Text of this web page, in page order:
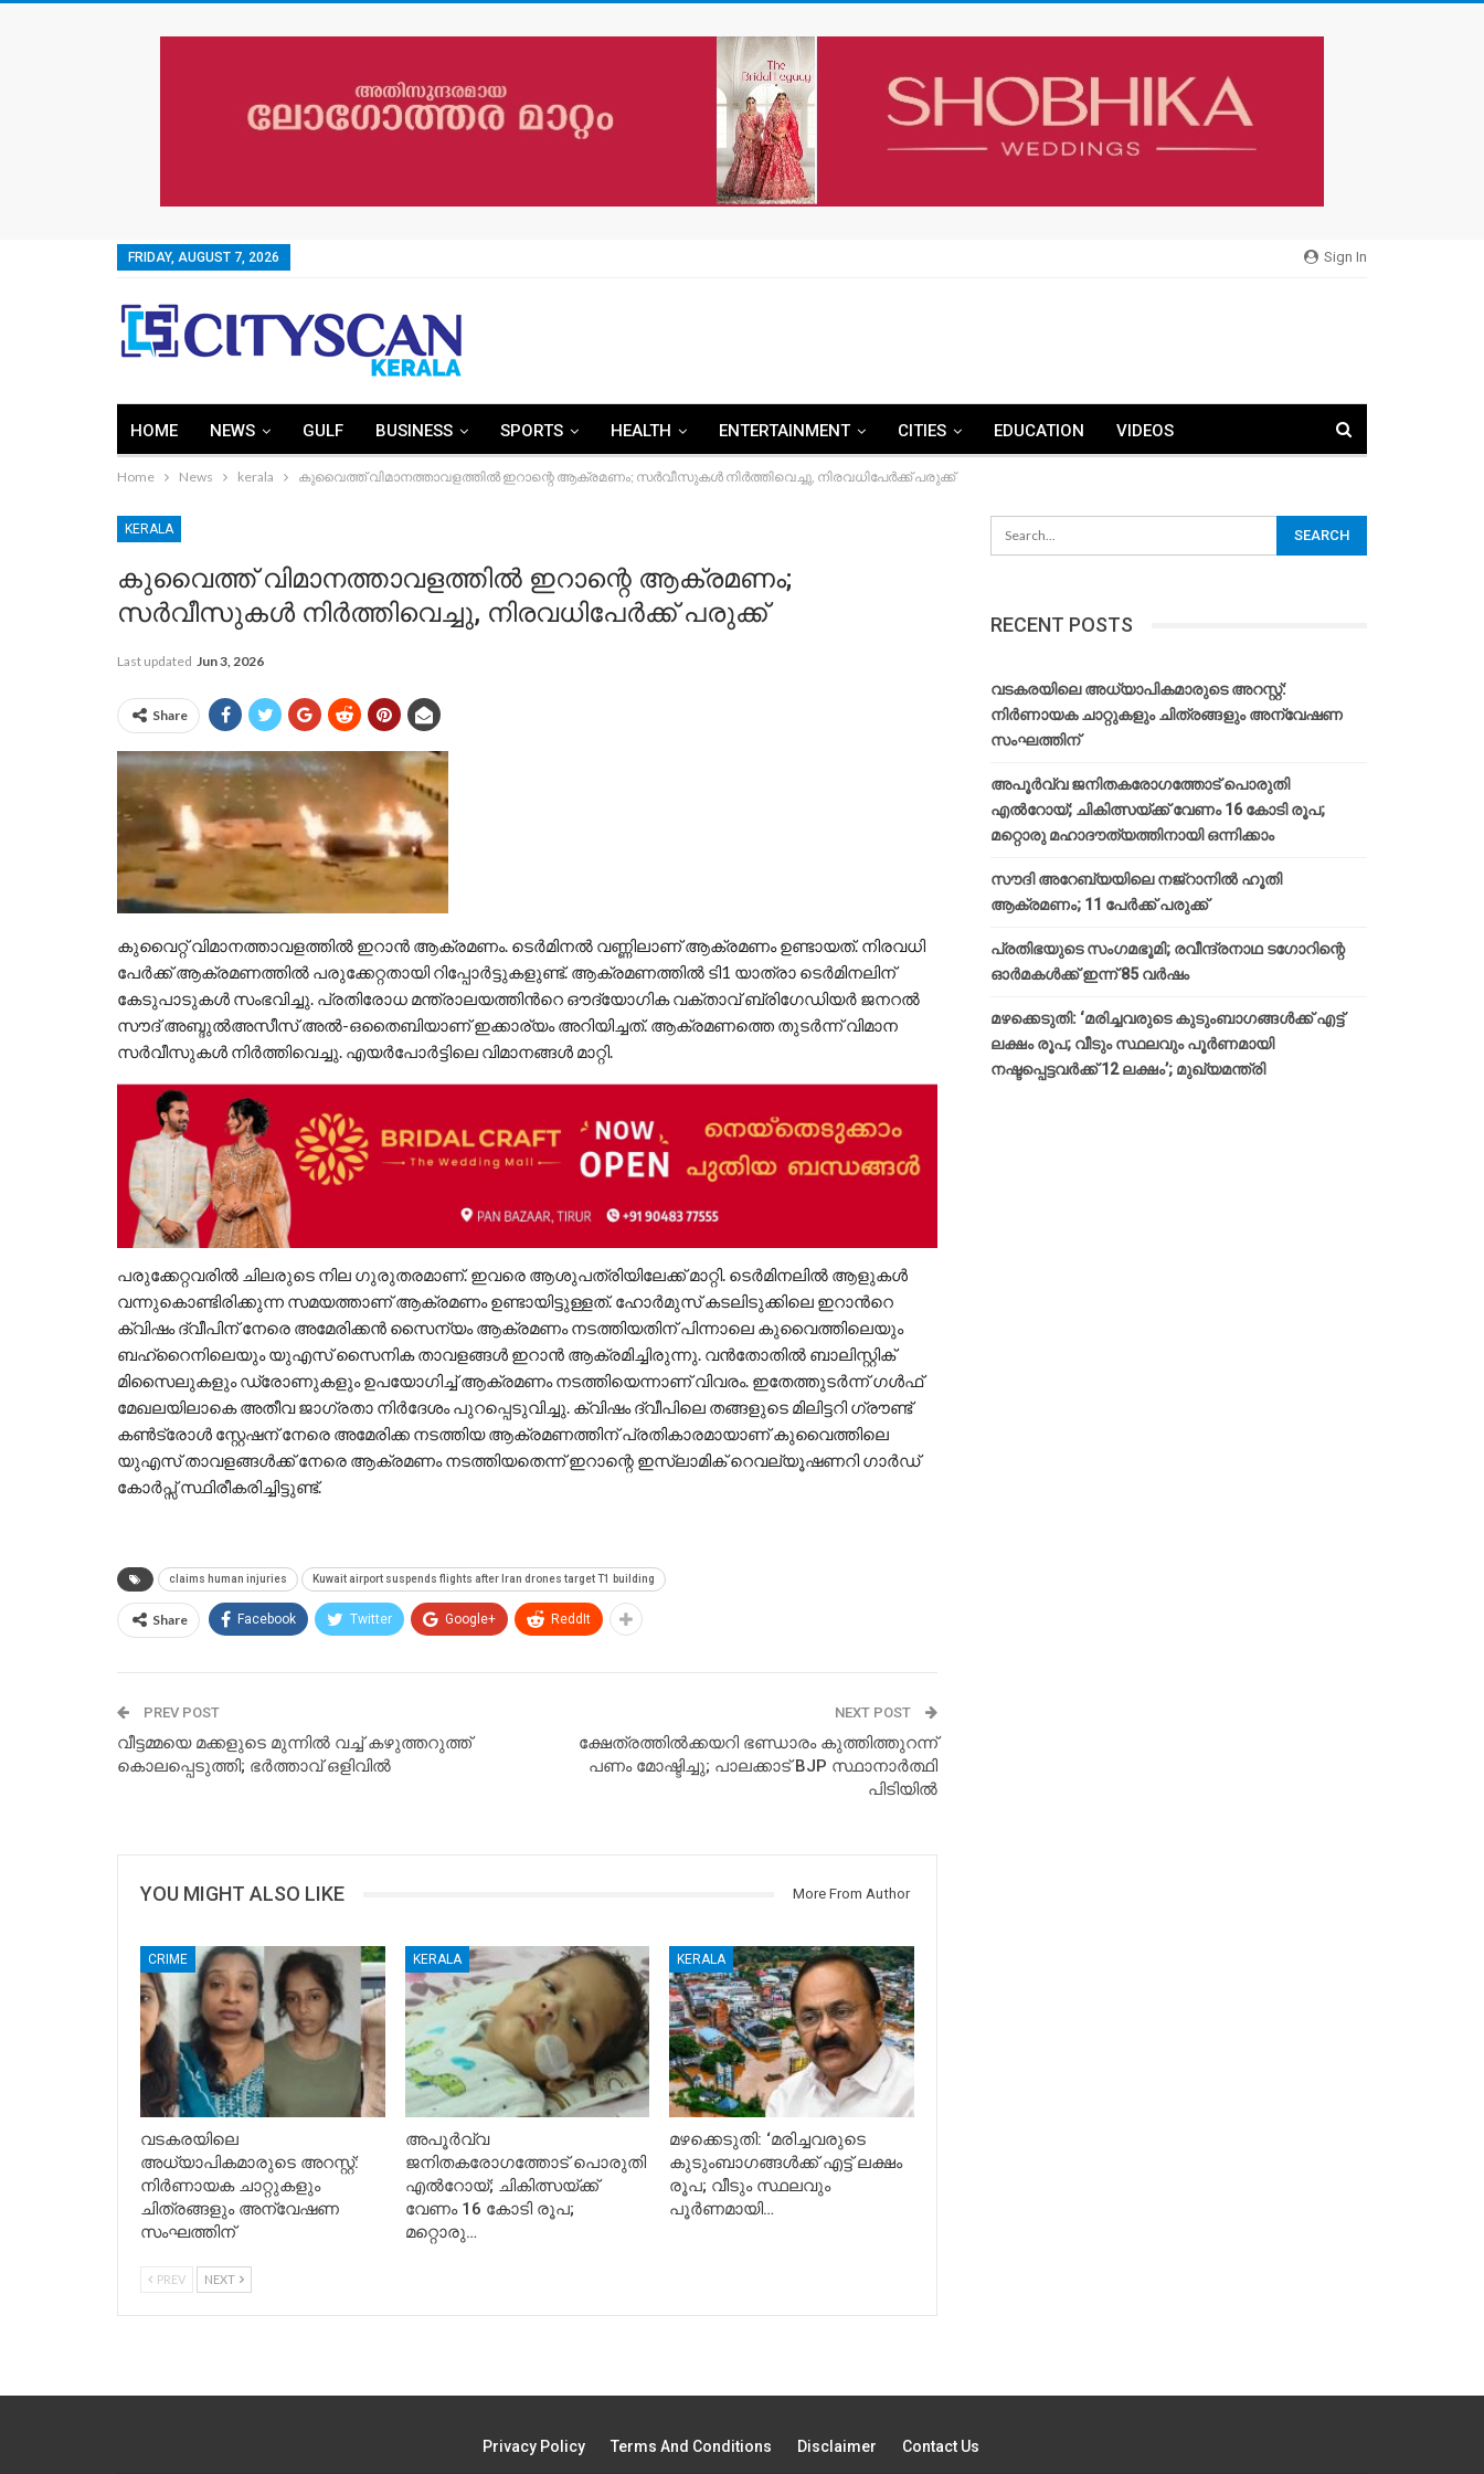
Sign In
FRIDAY, AUGUST 7, 2026
HOME NEWS GULF BUSINESS SPORTS HEALTH ENTERTAINMENT CITIES EDUCATION VIDEOS
Home News kerala കുവൈത്ത് വിമാനത്താവളത്തിൽ ഇറാന്റെ ആക്രമണം; സർവീസുകൾ നിർത്തിവെച്ചു, നിരവധിപേർക്ക് പരുക്ക്
KERALA
കുവൈത്ത് വിമാനത്താവളത്തിൽ ഇറാന്റെ ആക്രമണം;
സർവീസുകൾ നിർത്തിവെച്ചു, നിരവധിപേർക്ക് പരുക്ക്
Last updated Jun 3, 2026
Share
കുവൈറ്റ് വിമാനത്താവളത്തിൽ ഇറാൻ ആക്രമണം. ടെർമിനൽ വണ്ണിലാണ് ആക്രമണം ഉണ്ടായത്. നിരവധി
പേർക്ക് ആക്രമണത്തിൽ പരുക്കേറ്റതായി റിപ്പോർട്ടുകളുണ്ട്. ആക്രമണത്തിൽ ടി1 യാത്രാ ടെർമിനലിന്
കേടുപാടുകൾ സംഭവിച്ചു. പ്രതിരോധ മന്ത്രാലയത്തിന്‍റെ ഔദ്യോഗിക വക്താവ് ബ്രിഗേഡിയർ ജനറൽ
സൗദ് അബ്ദുൽഅസീസ് അൽ-ഒതൈബിയാണ് ഇക്കാര്യം അറിയിച്ചത്. ആക്രമണത്തെ തുടർന്ന് വിമാന
സർവീസുകൾ നിർത്തിവെച്ചു. എയർപോർട്ടിലെ വിമാനങ്ങൾ മാറ്റി.
പരുക്കേറ്റവരിൽ ചിലരുടെ നില ഗുരുതരമാണ്. ഇവരെ ആശുപത്രിയിലേക്ക് മാറ്റി. ടെർമിനലിൽ ആളുകൾ
വന്നുകൊണ്ടിരിക്കുന്ന സമയത്താണ് ആക്രമണം ഉണ്ടായിട്ടുള്ളത്. ഹോർമുസ് കടലിടുക്കിലെ ഇറാന്‍റെ
ക്വിഷം ദ്വീപിന് നേരെ അമേരിക്കൻ സൈന്യം ആക്രമണം നടത്തിയതിന് പിന്നാലെ കുവൈത്തിലെയും
ബഹ്‌റൈനിലെയും യുഎസ് സൈനിക താവളങ്ങൾ ഇറാൻ ആക്രമിച്ചിരുന്നു. വൻതോതിൽ ബാലിസ്റ്റിക്
മിസൈലുകളും ഡ്രോണുകളും ഉപയോഗിച്ച് ആക്രമണം നടത്തിയെന്നാണ് വിവരം. ഇതേത്തുടർന്ന് ഗൾഫ്
മേഖലയിലാകെ അതീവ ജാഗ്രതാ നിർദേശം പുറപ്പെടുവിച്ചു. ക്വിഷം ദ്വീപിലെ തങ്ങളുടെ മിലിട്ടറി ഗ്രൗണ്ട്
കൺട്രോൾ സ്റ്റേഷന് നേരെ അമേരിക്ക നടത്തിയ ആക്രമണത്തിന് പ്രതികാരമായാണ് കുവൈത്തിലെ
യുഎസ് താവളങ്ങൾക്ക് നേരെ ആക്രമണം നടത്തിയതെന്ന് ഇറാന്റെ ഇസ്‌ലാമിക് റെവല്യൂഷണറി ഗാർഡ്
കോർപ്സ് സ്ഥിരീകരിച്ചിട്ടുണ്ട്.
claims human injuries Kuwait airport suspends flights after Iran drones target T1 building
Share Facebook Twitter Google+ ReddIt
PREV POST
വീട്ടമ്മയെ മക്കളുടെ മുന്നില്‍ വച്ച് കഴുത്തറുത്ത്
കൊലപ്പെടുത്തി; ഭര്‍ത്താവ് ഒളിവില്‍
NEXT POST
ക്ഷേത്രത്തിൽക്കയറി ഭണ്ഡാരം കുത്തിത്തുറന്ന്
പണം മോഷ്ടിച്ചു; പാലക്കാട് BJP സ്ഥാനാർത്ഥി
പിടിയിൽ
YOU MIGHT ALSO LIKE More From Author
CRIME
വടകരയിലെ
അധ്യാപികമാരുടെ അറസ്റ്റ്:
നിർണായക ചാറ്റുകളും
ചിത്രങ്ങളും അന്വേഷണ
സംഘത്തിന്
KERALA
അപൂര്‍വ്വ
ജനിതകരോഗത്തോട് പൊരുതി
എല്‍റോയ്; ചികിത്സയ്ക്ക്
വേണം 16 കോടി രൂപ;
മറ്റൊരു…
KERALA
മഴക്കെടുതി: ‘മരിച്ചവരുടെ
കുടുംബാഗങ്ങൾക്ക് എട്ട് ലക്ഷം
രൂപ; വീടും സ്ഥലവും
പൂർണമായി…
PREV NEXT
RECENT POSTS
വടകരയിലെ അധ്യാപികമാരുടെ അറസ്റ്റ്:
നിർണായക ചാറ്റുകളും ചിത്രങ്ങളും അന്വേഷണ
സംഘത്തിന്
അപൂര്‍വ്വ ജനിതകരോഗത്തോട് പൊരുതി
എല്‍റോയ്; ചികിത്സയ്ക്ക് വേണം 16 കോടി രൂപ;
മറ്റൊരു മഹാദൗത്യത്തിനായി ഒന്നിക്കാം
സൗദി അറേബ്യയിലെ നജ്‌റാനില്‍ ഹൂതി
ആക്രമണം; 11 പേര്‍ക്ക് പരുക്ക്
പ്രതിഭയുടെ സംഗമഭൂമി; രവീന്ദ്രനാഥ ടഗോറിന്റെ
ഓര്‍മകള്‍ക്ക് ഇന്ന് 85 വര്‍ഷം
മഴക്കെടുതി: ‘മരിച്ചവരുടെ കുടുംബാഗങ്ങൾക്ക് എട്ട്
ലക്ഷം രൂപ; വീടും സ്ഥലവും പൂർണമായി
നഷ്ടപ്പെട്ടവർക്ക് 12 ലക്ഷം’; മുഖ്യമന്ത്രി
Privacy Policy Terms And Conditions Disclaimer Contact Us